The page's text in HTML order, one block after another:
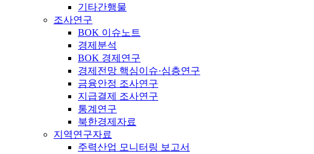
기타간행물
조사연구
BOK 이슈노트
경제분석
BOK 경제연구
경제전망 핵심이슈·심층연구
금융안정 조사연구
지급결제 조사연구
통계연구
북한경제자료
지역연구자료
주력산업 모니터링 보고서